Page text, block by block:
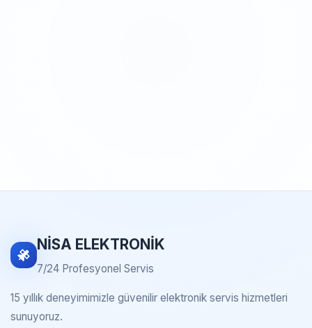
NİSA ELEKTRONİK
7/24 Profesyonel Servis
15 yıllık deneyimimizle güvenilir elektronik servis hizmetleri
sunuyoruz.